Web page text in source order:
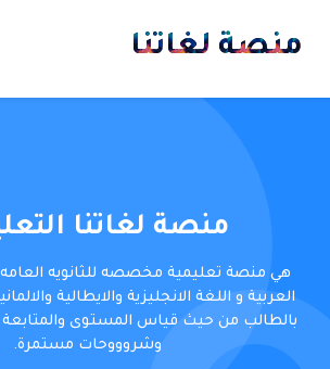
منصة لغاتنا
منصة لغاتنا
هي منصة تعليمية مخصصه للثانويه
العربية و اللغة الانجليزية والايطالية
بالطالب من حيث قياس المستوى والمتابعة
وشروووحات مستمرة.